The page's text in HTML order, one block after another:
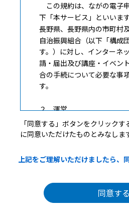
この規約は、ながの電子
下「本サービス」といいま
長野県、長野県内の市町村
自治振興組合（以下「構成
す。）に対し、インターネ
請・届出及び講座・イベン
合の手続について必要な事
す。
２ 運営
本サービスの運営は、長
興組合が行います。
３ 利用規約の同意
本サービスを利用して申
ことが必要です。このこと
体は本サービスを提供しま
「同意する」ボタンをクリック
に同意いただけたものとみなしま
上記をご理解いただけましたら、